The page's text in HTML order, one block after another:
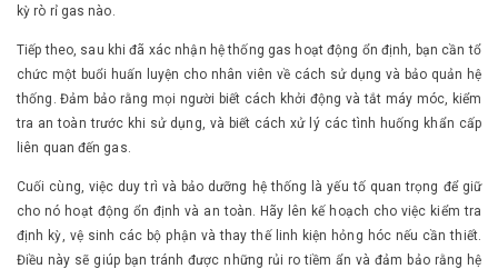
kỳ rò rỉ gas nào.
Tiếp theo, sau khi đã xác nhận hệ thống gas hoạt động ổn định, bạn cần tổ
chức một buổi huấn luyện cho nhân viên về cách sử dụng và bảo quản hệ
thống. Đảm bảo rằng mọi người biết cách khởi động và tắt máy móc, kiểm
tra an toàn trước khi sử dụng, và biết cách xử lý các tình huống khẩn cấp
liên quan đến gas.
Cuối cùng, việc duy trì và bảo dưỡng hệ thống là yếu tố quan trọng để giữ
cho nó hoạt động ổn định và an toàn. Hãy lên kế hoạch cho việc kiểm tra
định kỳ, vệ sinh các bộ phận và thay thế linh kiện hỏng hóc nếu cần thiết.
Điều này sẽ giúp bạn tránh được những rủi ro tiềm ẩn và đảm bảo rằng hệ